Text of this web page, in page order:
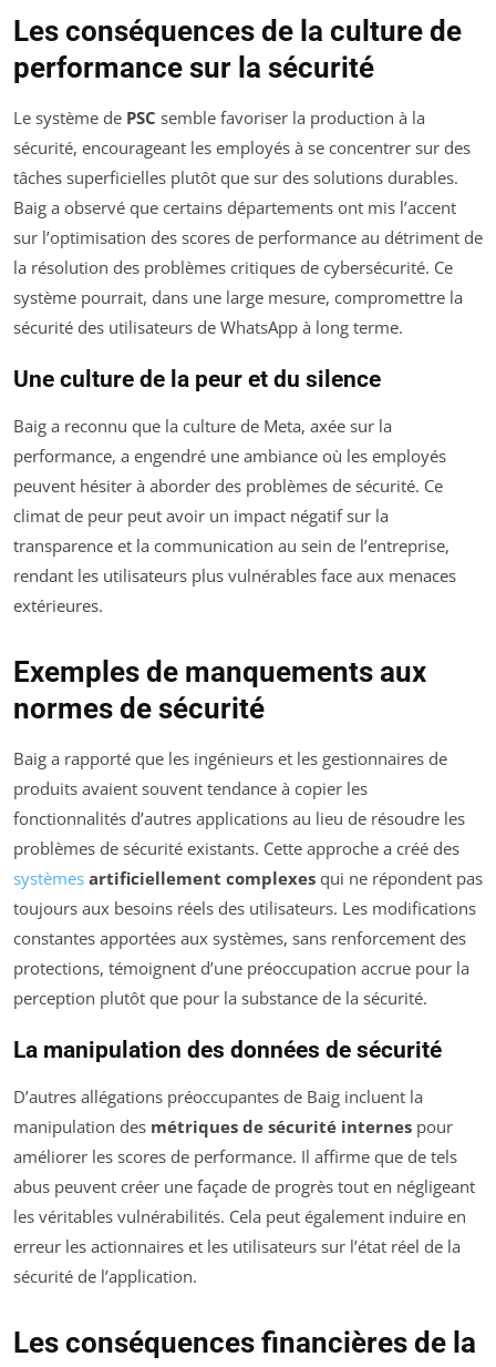
Les conséquences de la culture de
performance sur la sécurité
Le système de PSC semble favoriser la production à la
sécurité, encourageant les employés à se concentrer sur des
tâches superficielles plutôt que sur des solutions durables.
Baig a observé que certains départements ont mis l’accent
sur l’optimisation des scores de performance au détriment de
la résolution des problèmes critiques de cybersécurité. Ce
système pourrait, dans une large mesure, compromettre la
sécurité des utilisateurs de WhatsApp à long terme.
Une culture de la peur et du silence
Baig a reconnu que la culture de Meta, axée sur la
performance, a engendré une ambiance où les employés
peuvent hésiter à aborder des problèmes de sécurité. Ce
climat de peur peut avoir un impact négatif sur la
transparence et la communication au sein de l’entreprise,
rendant les utilisateurs plus vulnérables face aux menaces
extérieures.
Exemples de manquements aux
normes de sécurité
Baig a rapporté que les ingénieurs et les gestionnaires de
produits avaient souvent tendance à copier les
fonctionnalités d’autres applications au lieu de résoudre les
problèmes de sécurité existants. Cette approche a créé des
systèmes artificiellement complexes qui ne répondent pas
toujours aux besoins réels des utilisateurs. Les modifications
constantes apportées aux systèmes, sans renforcement des
protections, témoignent d’une préoccupation accrue pour la
perception plutôt que pour la substance de la sécurité.
La manipulation des données de sécurité
D’autres allégations préoccupantes de Baig incluent la
manipulation des métriques de sécurité internes pour
améliorer les scores de performance. Il affirme que de tels
abus peuvent créer une façade de progrès tout en négligeant
les véritables vulnérabilités. Cela peut également induire en
erreur les actionnaires et les utilisateurs sur l’état réel de la
sécurité de l’application.
Les conséquences financières de la